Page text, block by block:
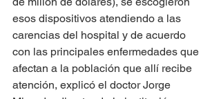
esos dispositivos atendiendo a las
carencias del hospital y de acuerdo
con las principales enfermedades que
afectan a la población que allí recibe
atención, explicó el doctor Jorge